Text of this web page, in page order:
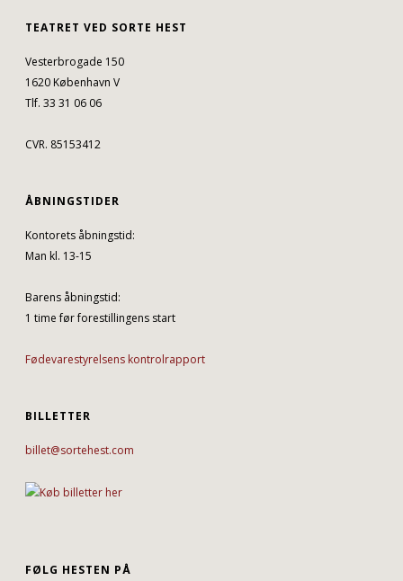
TEATRET VED SORTE HEST
Vesterbrogade 150
1620 København V
Tlf. 33 31 06 06
CVR. 85153412
ÅBNINGSTIDER
Kontorets åbningstid:
Man kl. 13-15
Barens åbningstid:
1 time før forestillingens start
Fødevarestyrelsens kontrolrapport
BILLETTER
billet@sortehest.com
FØLG HESTEN PÅ